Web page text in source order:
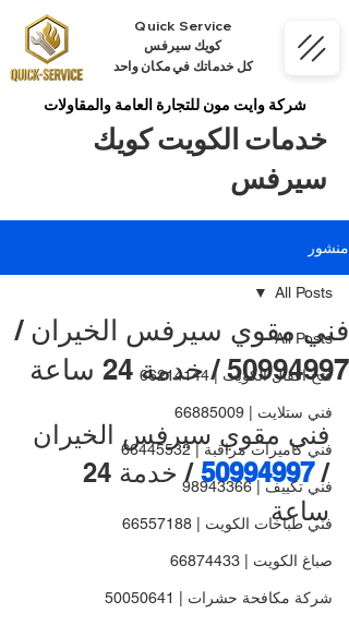
Quick Service
كويك سيرفس
كل خدماتك في مكان واحد
شركة وايت مون للتجارة العامة والمقاولات
خدمات الكويت كويك
سيرفس
منشور
All Posts
فتح اقفال الكويت | 66214144
فني ستلايت | 66885009
فني كاميرات مراقبة | 66445532
فني تكييف | 98943366
فني طباخات الكويت | 66557188
صباغ الكويت | 66874433
شركة مكافحة حشرات | 50050641
All Posts
فني مقوي سيرفس الخيران /
50994997 / خدمة 24 ساعة
فني مقوي سيرفس الخيران
/
50994997
ساعة